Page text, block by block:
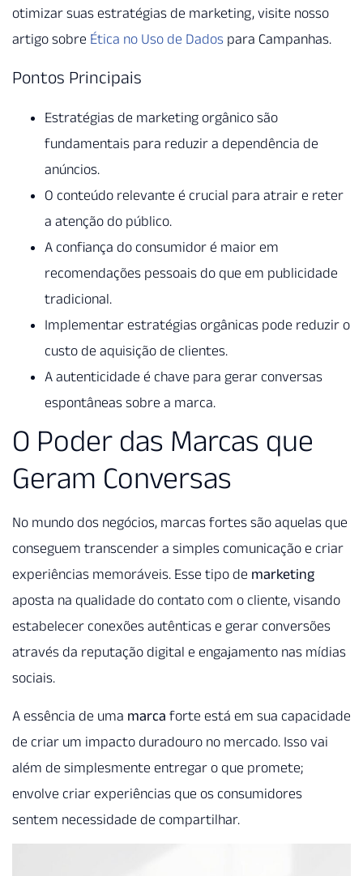
otimizar suas estratégias de marketing, visite nosso
artigo sobre Ética no Uso de Dados para Campanhas.
Pontos Principais
Estratégias de marketing orgânico são
fundamentais para reduzir a dependência de
anúncios.
O conteúdo relevante é crucial para atrair e reter
a atenção do público.
A confiança do consumidor é maior em
recomendações pessoais do que em publicidade
tradicional.
Implementar estratégias orgânicas pode reduzir o
custo de aquisição de clientes.
A autenticidade é chave para gerar conversas
espontâneas sobre a marca.
O Poder das Marcas que
Geram Conversas
No mundo dos negócios, marcas fortes são aquelas que
conseguem transcender a simples comunicação e criar
experiências memoráveis. Esse tipo de marketing
aposta na qualidade do contato com o cliente, visando
estabelecer conexões autênticas e gerar conversões
através da reputação digital e engajamento nas mídias
sociais.
A essência de uma marca forte está em sua capacidade
de criar um impacto duradouro no mercado. Isso vai
além de simplesmente entregar o que promete;
envolve criar experiências que os consumidores
sentem necessidade de compartilhar.